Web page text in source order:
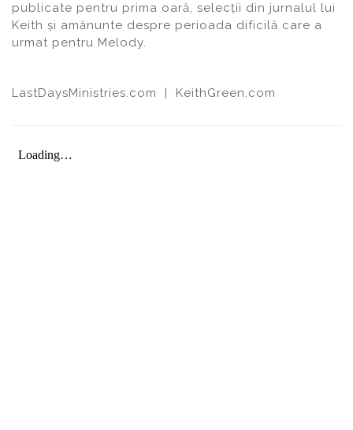
publicate pentru prima oară, selecţii din jurnalul lui
Keith şi amănunte despre perioada dificilă care a
urmat pentru Melody.
LastDaysMinistries.com | KeithGreen.com